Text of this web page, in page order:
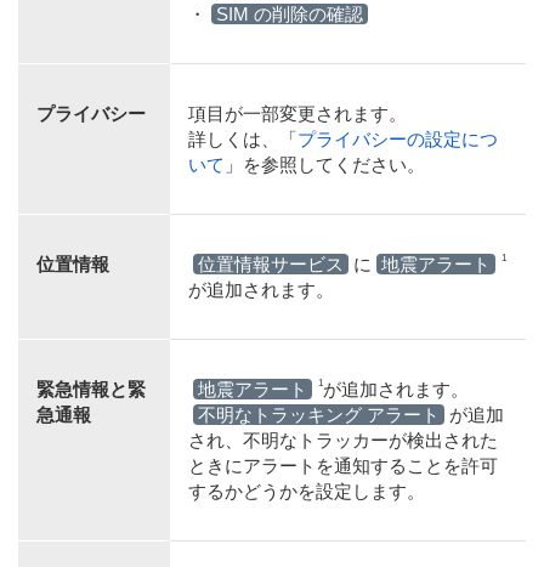
・
SIM の削除の確認
プライバシー
項目が一部変更されます。
詳しくは、「プライバシーの設定につ
いて 」を参照してください。
位置情報 位置情報サービス に 地震アラート 1
が追加されます。
緊急情報と緊
急通報
地震アラート 1が追加されます。
不明なトラッキング アラート
が追加
され、不明なトラッカーが検出された
ときにアラートを通知することを許可
するかどうかを設定します。